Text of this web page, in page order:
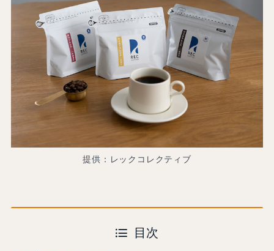
提供：レックコレクティブ
目次